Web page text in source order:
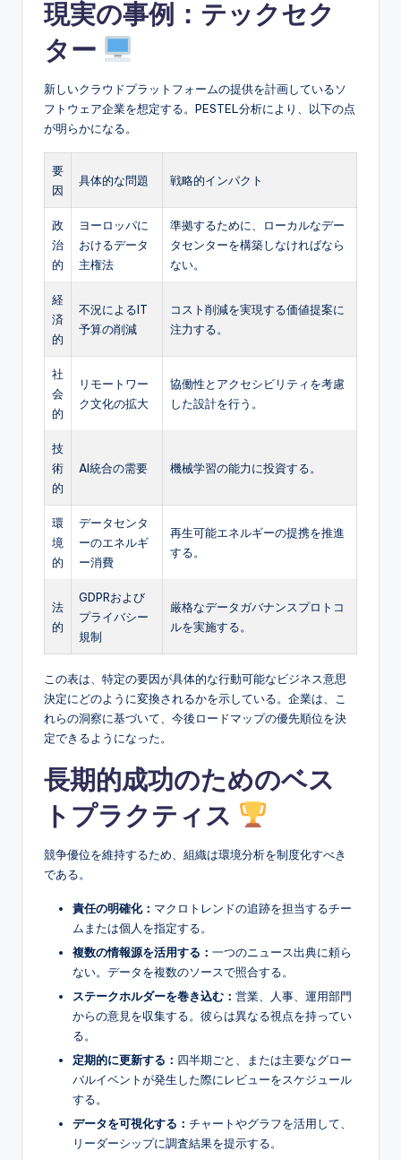
現実の事例：テックセク
ター
新しいクラウドプラットフォームの提供を計画しているソ
フトウェア企業を想定する。PESTEL分析により、以下の点
が明らかになる。
要
因
具体的な問題 戦略的インパクト
政
治
的
ヨーロッパに
おけるデータ
主権法
準拠するために、ローカルなデー
タセンターを構築しなければなら
ない。
経
済
的
不況によるIT
予算の削減
コスト削減を実現する価値提案に
注力する。
社
会
的
リモートワー
ク文化の拡大
協働性とアクセシビリティを考慮
した設計を行う。
技
術
的
AI統合の需要 機械学習の能力に投資する。
環
境
的
データセンタ
ーのエネルギ
ー消費
再生可能エネルギーの提携を推進
する。
法
的
GDPRおよび
プライバシー
規制
厳格なデータガバナンスプロトコ
ルを実施する。
この表は、特定の要因が具体的な行動可能なビジネス意思
決定にどのように変換されるかを示している。企業は、こ
れらの洞察に基づいて、今後ロードマップの優先順位を決
定できるようになった。
長期的成功のためのベス
トプラクティス
競争優位を維持するため、組織は環境分析を制度化すべき
である。
責任の明確化： マクロトレンドの追跡を担当するチー
ムまたは個人を指定する。
複数の情報源を活用する： 一つのニュース出典に頼ら
ない。データを複数のソースで照合する。
ステークホルダーを巻き込む： 営業、人事、運用部門
からの意見を収集する。彼らは異なる視点を持ってい
る。
定期的に更新する： 四半期ごと、または主要なグロー
バルイベントが発生した際にレビューをスケジュール
する。
データを可視化する： チャートやグラフを活用して、
リーダーシップに調査結果を提示する。